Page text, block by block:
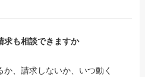
求も相談できますか
、請求しないか、いつ動く